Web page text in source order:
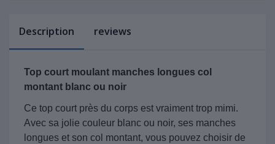
Description reviews
Top court moulant manches longues col
montant blanc ou noir
Ce top court près du corps est vraiment trop mimi.
Avec sa jolie couleur blanc ou noir, ses manches
longues et son col montant, vous pouvez choisir de